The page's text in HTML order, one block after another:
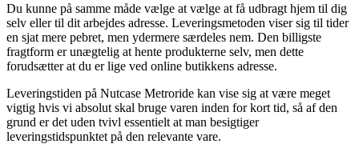
Du kunne på samme måde vælge at vælge at få udbragt hjem til dig
selv eller til dit arbejdes adresse. Leveringsmetoden viser sig til tider
en sjat mere pebret, men ydermere særdeles nem. Den billigste
fragtform er unægtelig at hente produkterne selv, men dette
forudsætter at du er lige ved online butikkens adresse.
Leveringstiden på Nutcase Metroride kan vise sig at være meget
vigtig hvis vi absolut skal bruge varen inden for kort tid, så af den
grund er det uden tvivl essentielt at man besigtiger
leveringstidspunktet på den relevante vare.